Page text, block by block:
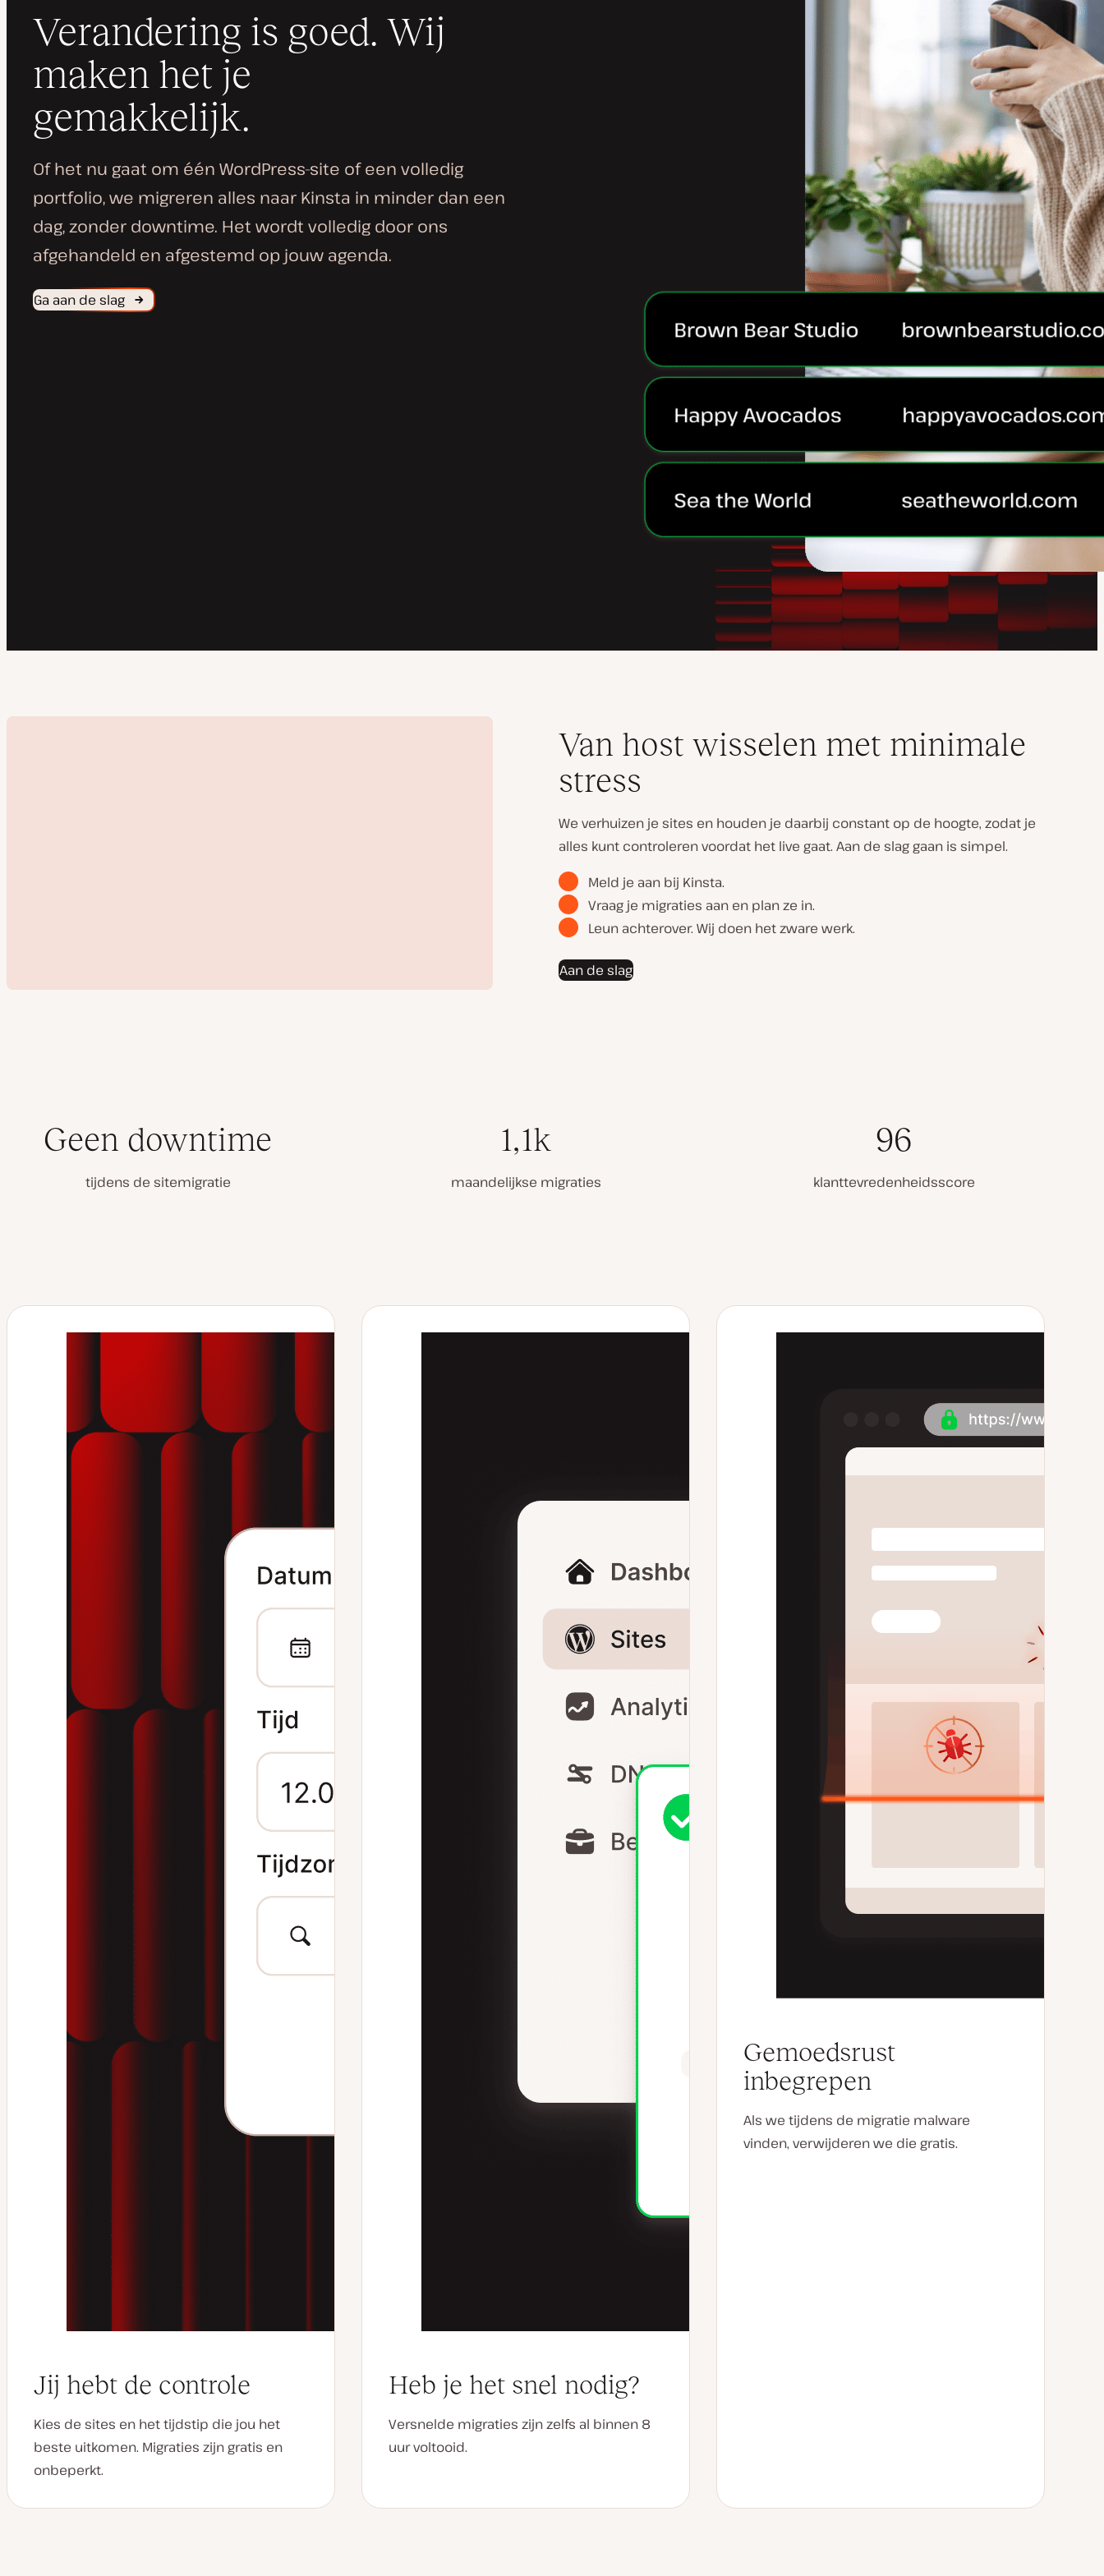
Verandering is goed. Wij
maken het je
gemakkelijk.
Of het nu gaat om één WordPress-site of een volledig
portfolio, we migreren alles naar Kinsta in minder dan een
dag, zonder downtime. Het wordt volledig door ons
afgehandeld en afgestemd op jouw agenda.
Ga aan de slag
Video
afspelen
Van host wisselen met minimale
stress
We verhuizen je sites en houden je daarbij constant op de hoogte, zodat je
alles kunt controleren voordat het live gaat. Aan de slag gaan is simpel.
Meld je aan bij Kinsta.
Vraag je migraties aan en plan ze in.
Leun achterover. Wij doen het zware werk.
Aan de slag
Geen downtime
tijdens de sitemigratie
1,1k
maandelijkse migraties
96
klanttevredenheidsscore
Jij hebt de controle
Kies de sites en het tijdstip die jou het
beste uitkomen. Migraties zijn gratis en
onbeperkt.
Heb je het snel nodig?
Versnelde migraties zijn zelfs al binnen 8
uur voltooid.
Gemoedsrust
inbegrepen
Als we tijdens de migratie malware
vinden, verwijderen we die gratis.